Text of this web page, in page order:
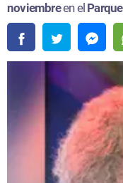
noviembreen el